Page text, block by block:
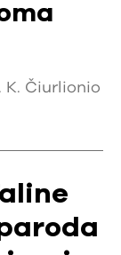
K. Čiurlionio